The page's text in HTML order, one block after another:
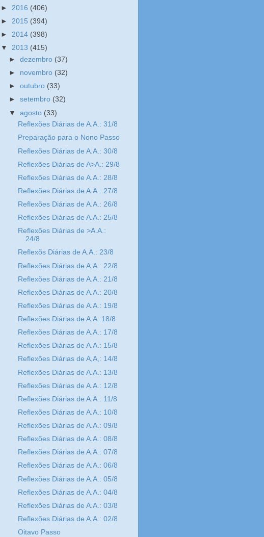
► 2016 (406)
► 2015 (394)
► 2014 (398)
▼ 2013 (415)
►dezembro (37)
► novembro (32)
►outubro (33)
►setembro (32)
▼agosto (33)
Reflexões Diárias de A.A.: 31/8
Preparação para o Nono Passo
Reflexões Diárias de A.A.: 30/8
Reflexões Diárias de A>A.: 29/8
Reflexões Diárias de A.A.: 28/8
Reflexões Diárias de A.A.: 27/8
Reflexões Diárias de A.A.: 26/8
Reflexões Diárias de A.A.: 25/8
Reflexões Diárias de >A.A.:
24/8
Reflexõs Diárias de A.A.: 23/8
Reflexões Diárias de A.A.: 22/8
Reflexões Diárias de A.A.: 21/8
Reflexões Diárias de A.A.: 20/8
Reflexões Diárias de A.A.: 19/8
Reflexões Diárias de A.A.:18/8
Reflexões Diárias de A.A.: 17/8
Reflexões Diárias de A.A.: 15/8
Reflexões Diárias de A,A,: 14/8
Reflexões Diárias de A.A.: 13/8
Reflexões Diárias de A.A.: 12/8
Reflexões Diárias de A.A.: 11/8
Reflexões Diárias de A.A.: 10/8
Reflexões Diárias de A.A.: 09/8
Reflexões Diárias de A.A.: 08/8
Reflexões Diárias de A.A.: 07/8
Reflexões Diárias de A.A.: 06/8
Reflexões Diárias de A.A.: 05/8
Reflexões Diárias de A.A.: 04/8
Reflexões Diárias de A.A.: 03/8
Reflexões Diárias de A.A.: 02/8
Oitavo Passo